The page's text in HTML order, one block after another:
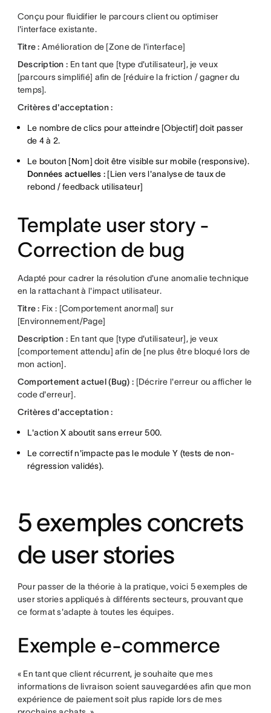
Conçu pour fluidifier le parcours client ou optimiser
l'interface existante.
Titre : Amélioration de [Zone de l'interface]
Description : En tant que [type d'utilisateur], je veux
[parcours simplifié] afin de [réduire la friction / gagner du
temps].
Critères d'acceptation :
Le nombre de clics pour atteindre [Objectif] doit passer
de 4 à 2.
Le bouton [Nom] doit être visible sur mobile (responsive).
Données actuelles : [Lien vers l'analyse de taux de
rebond / feedback utilisateur]
Template user story -
Correction de bug
Adapté pour cadrer la résolution d'une anomalie technique
en la rattachant à l'impact utilisateur.
Titre : Fix : [Comportement anormal] sur
[Environnement/Page]
Description : En tant que [type d'utilisateur], je veux
[comportement attendu] afin de [ne plus être bloqué lors de
mon action].
Comportement actuel (Bug) : [Décrire l'erreur ou afficher le
code d'erreur].
Critères d'acceptation :
L'action X aboutit sans erreur 500.
Le correctif n'impacte pas le module Y (tests de non-
régression validés).
5 exemples concrets
de user stories
Pour passer de la théorie à la pratique, voici 5 exemples de
user stories appliqués à différents secteurs, prouvant que
ce format s'adapte à toutes les équipes.
Exemple e-commerce
« En tant que client récurrent, je souhaite que mes
informations de livraison soient sauvegardées afin que mon
expérience de paiement soit plus rapide lors de mes